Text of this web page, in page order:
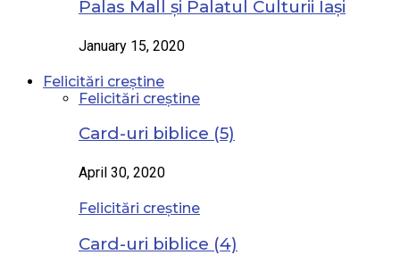
Palas Mall și Palatul Culturii Iași
January 15, 2020
Felicitări creștine
Felicitări creștine
Card-uri biblice (5)
April 30, 2020
Felicitări creștine
Card-uri biblice (4)